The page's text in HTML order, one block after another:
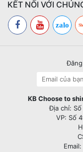
KẾT NỐI VỚI
zalo
KB Choose to
Địa chỉ:
VP: Số